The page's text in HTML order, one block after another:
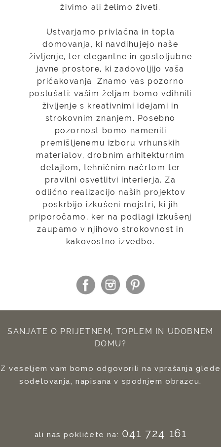
živimo ali želimo živeti.
Ustvarjamo privlačna in topla
domovanja, ki navdihujejo naše
življenje, ter elegantne in gostoljubne
javne prostore, ki zadovoljijo vaša
pričakovanja. Znamo vas pozorno
poslušati: vašim željam bomo vdihnili
življenje s kreativnimi idejami in
strokovnim znanjem. Posebno
pozornost bomo namenili
premišljenemu izboru vrhunskih
materialov, drobnim arhitekturnim
detajlom, tehničnim načrtom ter
pravilni osvetlitvi interierja. Za
odlično realizacijo naših projektov
poskrbijo izkušeni mojstri, ki jih
priporočamo, ker na podlagi izkušenj
zaupamo v njihovo strokovnost in
kakovostno izvedbo.
SANJATE O PRIJETNEM, TOPLEM IN UDOBNEM
DOMU?
Z veseljem vam bomo odgovorili na vprašanja glede
sodelovanja, napisana v spodnjem obrazcu.
ali nas pokličete na: 041 724 161